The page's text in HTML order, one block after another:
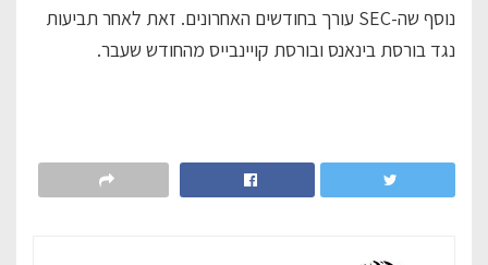
נוסף שה-SEC עורך בחודשים האחרונים. זאת לאחר תביעות
נגד בורסת בינאנס ובורסת קויינבייס מהחודש שעבר.